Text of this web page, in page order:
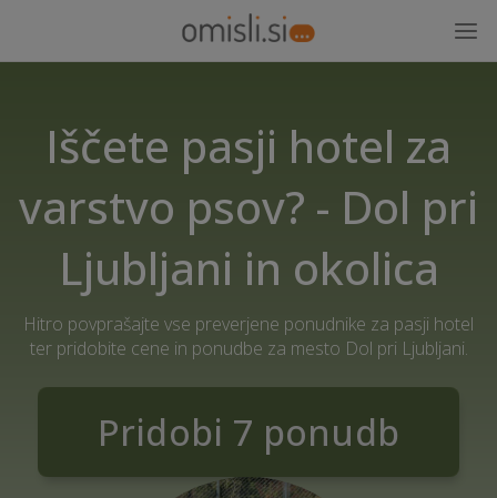
Iščete pasji hotel za
varstvo psov? - Dol pri
Ljubljani in okolica
Hitro povprašajte vse preverjene ponudnike za pasji hotel
ter pridobite cene in ponudbe za mesto Dol pri Ljubljani.
Pridobi 7 ponudb